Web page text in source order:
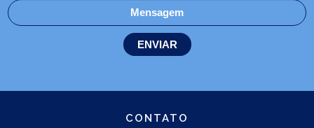
CONTATO